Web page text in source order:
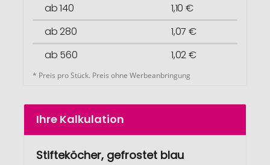
ab 140
1,10 €
ab 280
1,07 €
ab 560
1,02 €
* Preis pro Stück. Preis ohne Werbeanbringung
Ihre Kalkulation
Stifteköcher, gefrostet blau